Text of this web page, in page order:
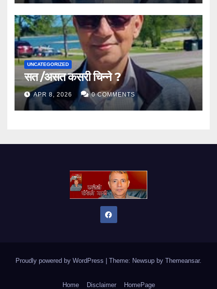
UNCATEGORIZED
सत /असत कसरी चिन्ने ?
APR 8, 2026 0 COMMENTS
Proudly powered by WordPress Theme: Newsup by Themeansar.
Home Disclaimer HomePage